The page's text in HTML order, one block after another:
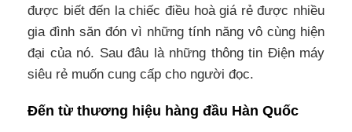
được biết đến la chiếc điều hoà giá rẻ được nhiều
gia đình săn đón vì những tính năng vô cùng hiện
đại của nó. Sau đâu là những thông tin Điện máy
siêu rẻ muốn cung cấp cho người đọc.
Đến từ thương hiệu hàng đầu Hàn Quốc